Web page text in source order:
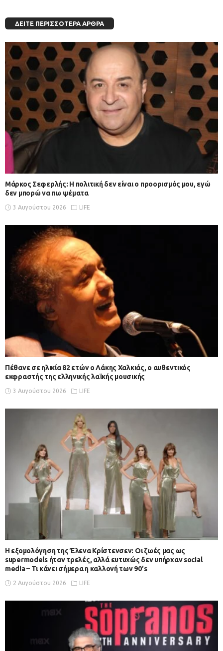
ΔΕΊΤΕ ΠΕΡΙΣΣΌΤΕΡΑ ΆΡΘΡΑ
Μάρκος Σεφερλής: Η πολιτική δεν είναι ο προορισμός μου, εγώ
δεν μπορώ να πω ψέματα
3 Αυγούστου 2026 LIFE
Πέθανε σε ηλικία 82 ετών ο Λάκης Χαλκιάς, ο αυθεντικός
εκφραστής της ελληνικής λαϊκής μουσικής
3 Αυγούστου 2026 LIFE
Η εξομολόγηση της Έλενα Κρίστενσεν: Οι ζωές μας ως
supermodels ήταν τρελές, αλλά ευτυχώς δεν υπήρχαν social
media – Τι κάνει σήμερα η καλλονή των 90’s
2 Αυγούστου 2026 LIFE